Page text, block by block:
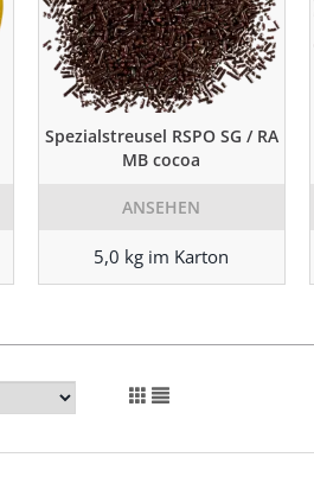
Spezialstreusel RSPO SG / RA
MB cocoa
ANSEHEN
5,0 kg im Karton